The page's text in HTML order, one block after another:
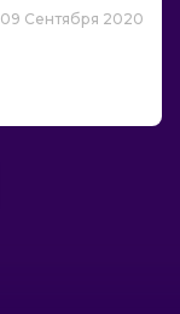
09 Сентября 2020